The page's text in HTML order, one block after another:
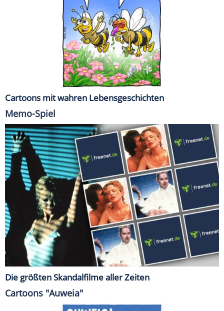
Cartoons mit wahren Lebensgeschichten
Memo-Spiel
Die größten Skandalfilme aller Zeiten
Cartoons "Auweia"